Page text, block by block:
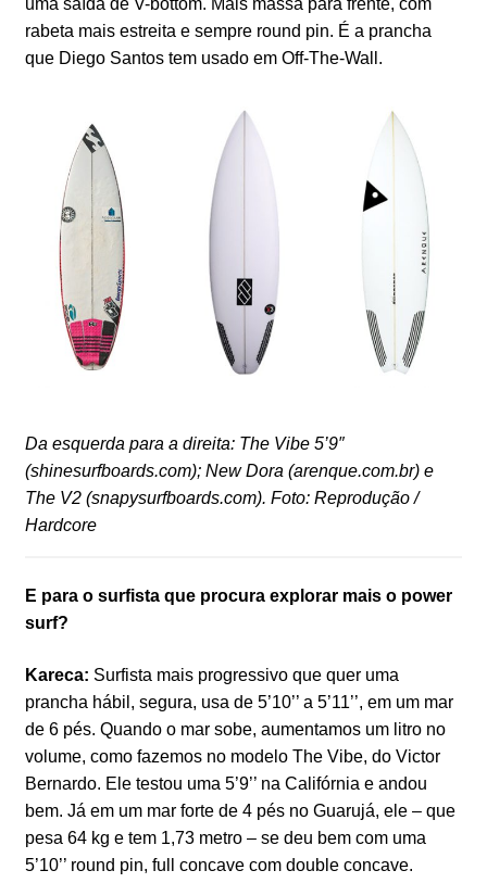
rabeta mais estreita e sempre round pin. É a prancha
que Diego Santos tem usado em Off-The-Wall.
Da esquerda para a direita: The Vibe 5’9″
(shinesurfboards.com); New Dora (arenque.com.br) e
The V2 (snapysurfboards.com). Foto: Reprodução /
Hardcore
E para o surfista que procura explorar mais o power
surf?
Kareca: Surfista mais progressivo que quer uma
prancha hábil, segura, usa de 5’10’’ a 5’11’’, em um mar
de 6 pés. Quando o mar sobe, aumentamos um litro no
volume, como fazemos no modelo The Vibe, do Victor
Bernardo. Ele testou uma 5’9’’ na Califórnia e andou
bem. Já em um mar forte de 4 pés no Guarujá, ele – que
pesa 64 kg e tem 1,73 metro – se deu bem com uma
5’10’’ round pin, full concave com double concave.